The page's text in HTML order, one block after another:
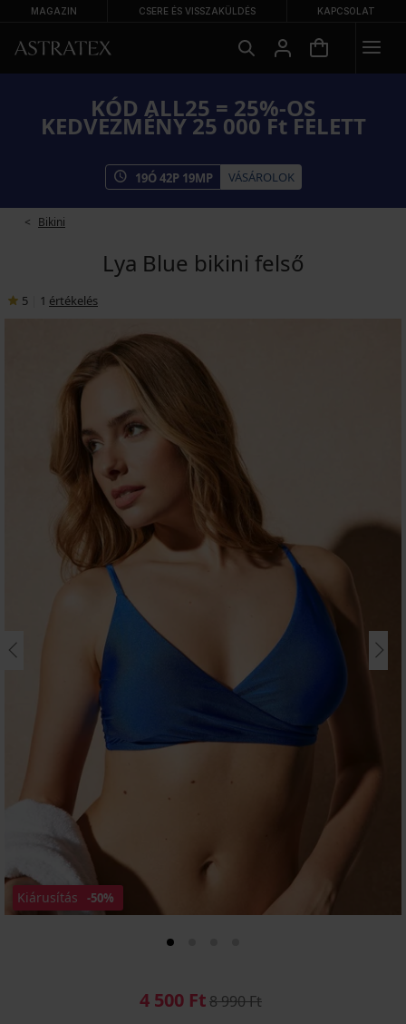
MAGAZIN CSERE ÉS VISSZAKÜLDÉS KAPCSOLAT
KÓD ALL25 = 25%-OS
KEDVEZMÉNY 25 000 Ft FELETT
19Ó42P 19MP VÁSÁROLOK
Bikini
Lya Blue bikini felső
5 1 értékelés
Kiárusítás -50%
4 500 Ft8 990 Ft